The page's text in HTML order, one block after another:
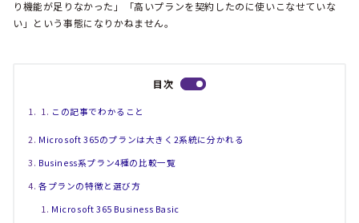
り機能が足りなかった」「高いプランを契約したのに使いこなせていな
い」という事態になりかねません。
目次
この記事でわかること
Microsoft 365のプランは大きく2系統に分かれる
Business系プラン4種の比較一覧
各プランの特徴と選び方
Microsoft 365 Business Basic